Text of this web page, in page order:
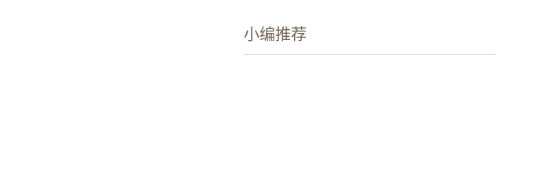
小编推荐